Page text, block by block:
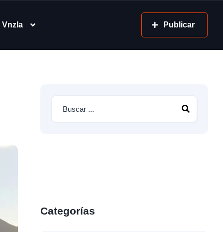
Vnzla Publicar
Categorías